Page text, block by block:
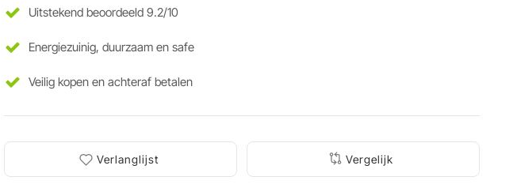
Uitstekend beoordeeld 9.2/10
Energiezuinig, duurzaam en safe
Veilig kopen en achteraf betalen
Verlanglijst Vergelijk